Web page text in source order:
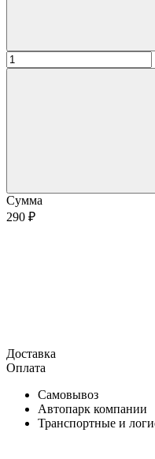
Сумма
290 ₽
Доставка
Оплата
Самовывоз
Автопарк компании
Транспортные и